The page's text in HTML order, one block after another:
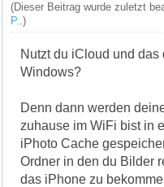
(Dieser Beitrag wurde zuletzt
P. .)
Nutzt du iCloud und
Windows?
Denn dann werden
zuhause im WiFi bist in
iPhoto Cache
Ordner in den du Bilder
das iPhone zu